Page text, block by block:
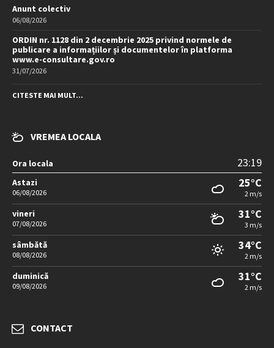
Anunt colectiv
06/08/2026
ORDIN nr. 1128 din 2 decembrie 2025 privind normele de
publicare a informațiilor și documentelor în platforma
www.e-consultare.gov.ro
31/07/2026
CITESTE MAI MULT...
VREMEA LOCALA
Ora locala 23:19
Astazi
06/08/2026
25°C
2 m/s
vineri
07/08/2026
31°C
3 m/s
sâmbătă
08/08/2026
34°C
2 m/s
duminică
09/08/2026
31°C
2 m/s
CONTACT